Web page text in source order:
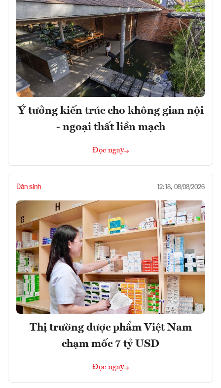
Ý tưởng kiến trúc cho không gian nội
- ngoại thất liền mạch
Đọc ngay
Dân sinh 12:18, 08/08/2026
Thị trường dược phẩm Việt Nam
chạm mốc 7 tỷ USD
Đọc ngay